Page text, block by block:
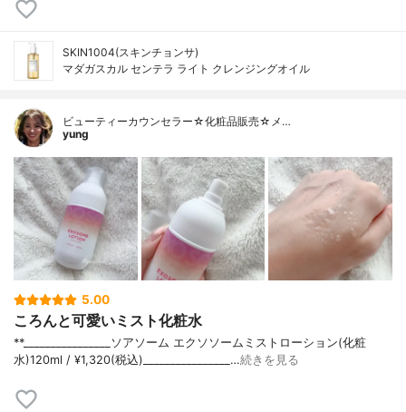
SKIN1004(スキンチョンサ)
マダガスカル センテラ ライト クレンジングオイル
ビューティーカウンセラー☆化粧品販売☆メ…
yung
5.00
ころんと可愛いミスト化粧水
**⁡________________⁡ソアソーム ⁡エクソソームミストローション(化粧
水)120ml / ¥1,320(税込)________________…続きを見る